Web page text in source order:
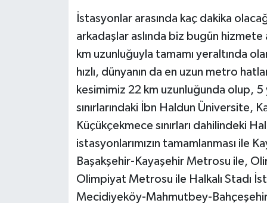
İstasyonlar arasında kaç dakika
arkadaşlar aslında biz bugün hizmete
km uzunluğuyla tamamı yeraltında
hızlı, dünyanın da en uzun metro
kesimimiz 22 km uzunluğunda olup,
sınırlarındaki İbn Haldun Üniversite,
Küçükçekmece sınırları dahilindeki
istasyonlarımızın tamamlanması ile
Başakşehir-Kayaşehir Metrosu ile,
Olimpiyat Metrosu ile Halkalı Stadı
Mecidiyeköy-Mahmutbey-